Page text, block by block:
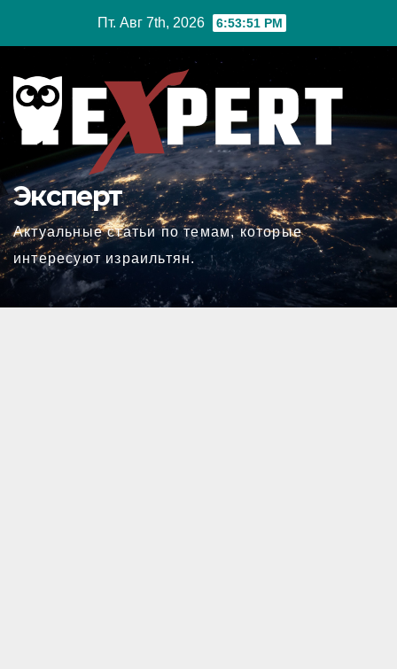
Пт. Авг 7th, 2026 6:53:52 PM
Эксперт
Актуальные статьи по темам, которые
интересуют израильтян.